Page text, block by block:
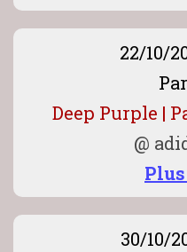
22/10/
Deep Purple |
@
30/10/